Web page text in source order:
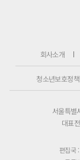
회사소개
청소년보호정책
서울특별
대표
편집국